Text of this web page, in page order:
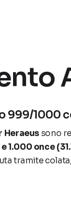
999/1000
Heraeus sono
1.000 once
tramite